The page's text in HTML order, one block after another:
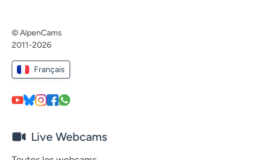
© AlpenCams
2011-2026
Français
Live Webcams